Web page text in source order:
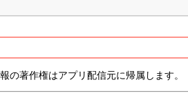
の著作権はアプリ配信元に帰属します。